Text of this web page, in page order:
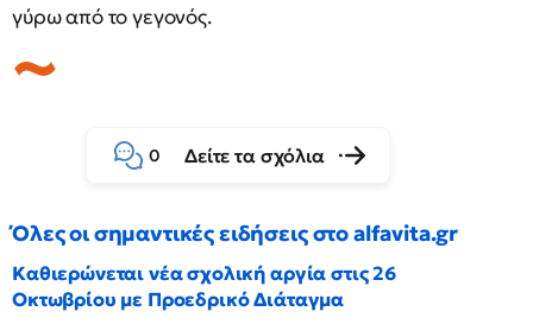
γύρω από το γεγονός.
0 Δείτε τα σχόλια
Όλες οι σημαντικές ειδήσεις στο alfavita.gr
Καθιερώνεται νέα σχολική αργία στις 26
Οκτωβρίου με Προεδρικό Διάταγμα